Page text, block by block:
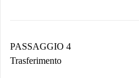
contatto con il proprietario.
Se rifiutata: non ti
PASSAGGIO 4
Trasferimento